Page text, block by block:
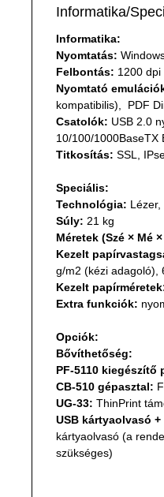
Informatika/
Informatika:
Nyomtatás:
Felbontás: 1200 dpi
Nyomtató
kompatibilis),  PDF
Csatolók: USB 2.0
10/100/1000BaseTX
Titkosítás: SSL,
Speciális:
Technológia:
Súly: 21 kg
Méretek (Szé × Mé
Kezelt
g/m2 (kézi adagoló),
Kezelt
Extra funkciók:
Opciók:
Bővíthetőség:
PF-5110 kiegészítő
CB-510 gépasztal:
UG-33: ThinPrint
USB kártyaolvasó
kártyaolvasó (a
szükséges)